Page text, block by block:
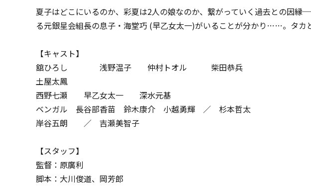
夏子はどこにいるのか、彩夏は2人の娘なのか、繋がっていく過去との因
る元銀星会組長の息子・海堂巧 (早乙女太一)がいることが分かり……。タカ
【キャスト】
舘ひろし 浅野温子 仲村トオル 柴田恭兵
土屋太鳳
西野七瀬 早乙女太一 深水元基
ベンガル 長谷部香苗 鈴木康介 小越勇輝 ／ 杉本哲太
岸谷五朗 ／ 吉瀬美智子
【スタッフ】
監督：原廣利
脚本：大川俊道、岡芳郎